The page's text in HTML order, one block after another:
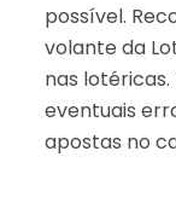
possível.
volante da
nas
eventuais
apostas no